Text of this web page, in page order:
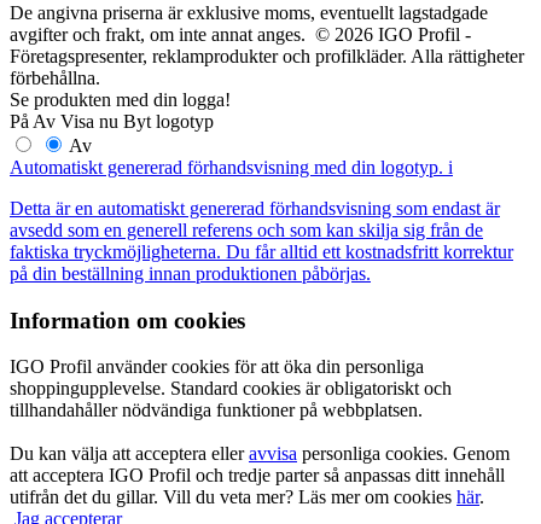
De angivna priserna är exklusive moms, eventuellt lagstadgade
avgifter och frakt, om inte annat anges. © 2026 IGO Profil -
Företagspresenter, reklamprodukter och profilkläder. Alla rättigheter
förbehållna.
Se produkten med din logga!
På Av Visa nu Byt logotyp
Av
Automatiskt genererad förhandsvisning med din logotyp. i
Detta är en automatiskt genererad förhandsvisning som endast är
avsedd som en generell referens och som kan skilja sig från de
faktiska tryckmöjligheterna. Du får alltid ett kostnadsfritt korrektur
på din beställning innan produktionen påbörjas.
Information om cookies
IGO Profil använder cookies för att öka din personliga
shoppingupplevelse. Standard cookies är obligatoriskt och
tillhandahåller nödvändiga funktioner på webbplatsen.
Du kan välja att acceptera elleravvisa personliga cookies. Genom
att acceptera IGO Profil och tredje parter så anpassas ditt innehåll
utifrån det du gillar. Vill du veta mer? Läs mer om cookies här.
Jag accepterar